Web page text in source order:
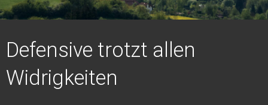
Defensive trotzt allen
Widrigkeiten